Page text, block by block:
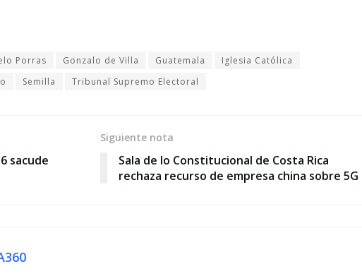
Porras Gonzalo de Villa Guatemala
Iglesia Católica
Semilla Tribunal Supremo Electoral
sacude
Siguiente nota
Sala de lo Constitucional de Costa Rica
rechaza recurso de empresa china sobre 5G